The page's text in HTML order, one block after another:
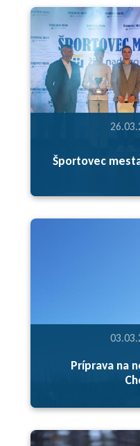
Športovec
Príprava na